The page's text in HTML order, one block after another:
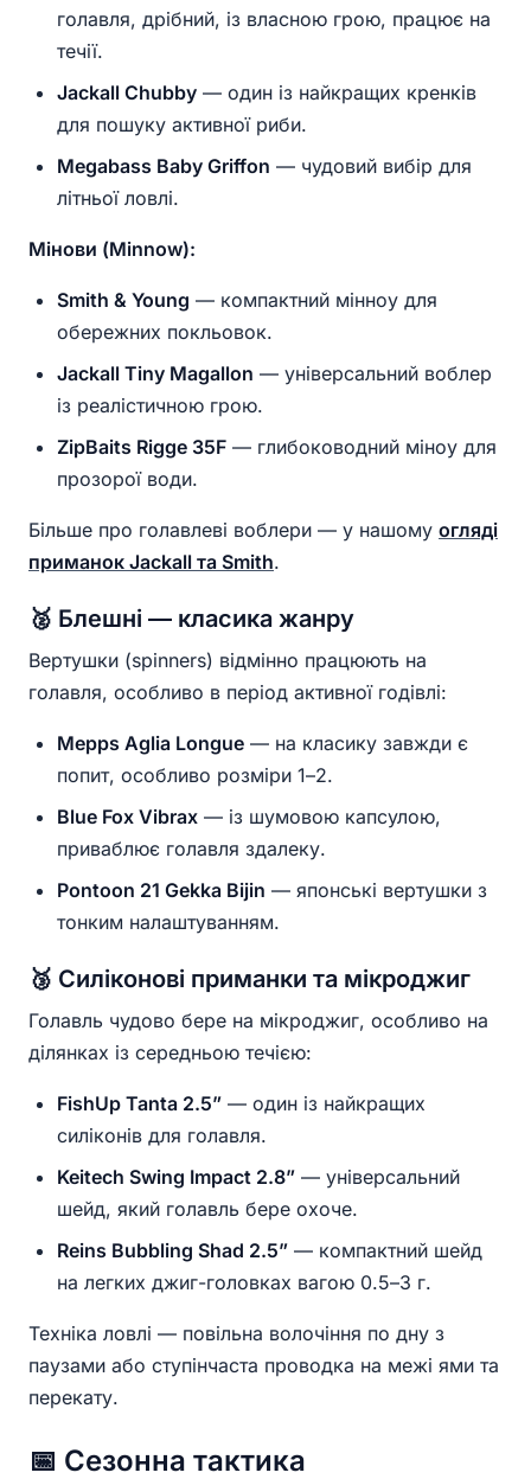
голавля, дрібний, із власною грою, працює на
течії.
Jackall Chubby — один із найкращих кренків
для пошуку активної риби.
Megabass Baby Griffon — чудовий вибір для
літньої ловлі.
Мінови (Minnow):
Smith & Young — компактний мінноу для
обережних покльовок.
Jackall Tiny Magallon — універсальний воблер
із реалістичною грою.
ZipBaits Rigge 35F — глибоководний міноу для
прозорої води.
Більше про голавлеві воблери — у нашому огляді
приманок Jackall та Smith.
🥈 Блешні — класика жанру
Вертушки (spinners) відмінно працюють на
голавля, особливо в період активної годівлі:
Mepps Aglia Longue — на класику завжди є
попит, особливо розміри 1–2.
Blue Fox Vibrax — із шумовою капсулою,
приваблює голавля здалеку.
Pontoon 21 Gekka Bijin — японські вертушки з
тонким налаштуванням.
🥉 Силіконові приманки та мікроджиг
Голавль чудово бере на мікроджиг, особливо на
ділянках із середньою течією:
FishUp Tanta 2.5” — один із найкращих
силіконів для голавля.
Keitech Swing Impact 2.8” — універсальний
шейд, який голавль бере охоче.
Reins Bubbling Shad 2.5” — компактний шейд
на легких джиг-головках вагою 0.5–3 г.
Техніка ловлі — повільна волочіння по дну з
паузами або ступінчаста проводка на межі ями та
перекату.
📅 Сезонна тактика